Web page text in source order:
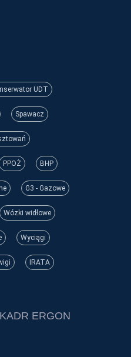
ERGON
UDT
Spawacz
PPOŻ BHP
G3 - Gazowe
Wózki widłowe
Wyciągi
IRATA